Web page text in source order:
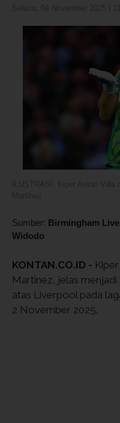
Sumber: Birmingham Live
Widodo
KONTAN.CO.ID -
Martinez, jelas
atas Liverpool pada
2 November 2025.